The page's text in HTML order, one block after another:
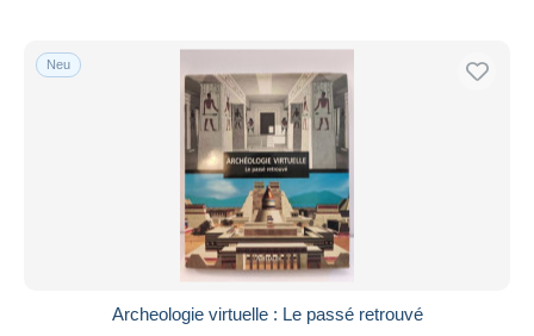
Neu
Archeologie virtuelle : Le passé retrouvé